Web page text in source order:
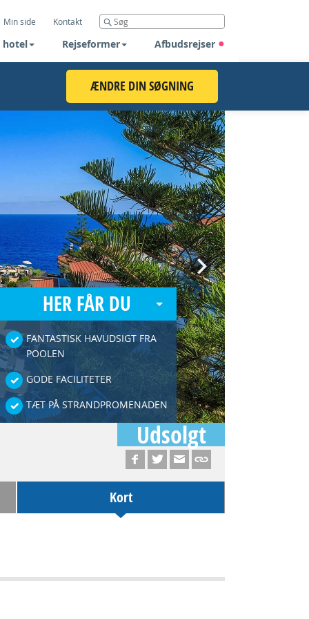
Min side Kontakt
hotel Rejseformer Afbudsrejser
ÆNDRE DIN SØGNING
HER FÅR DU
FANTASTISK HAVUDSIGT FRA
POOLEN
GODE FACILITETER
TÆT PÅ STRANDPROMENADEN
Next
Udsolgt
Kort